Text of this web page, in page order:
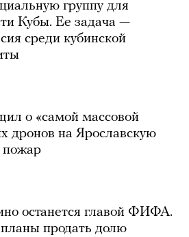
группу для
Кубы. Ее задача —
среди кубинской
о «самой массовой
дронов на Ярославскую
останется главой ФИФА.
продать долю